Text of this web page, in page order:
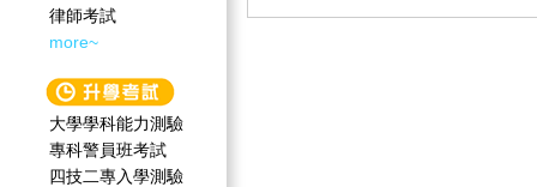
律師考試
more~
大學學科能力測驗
專科警員班考試
四技二專入學測驗